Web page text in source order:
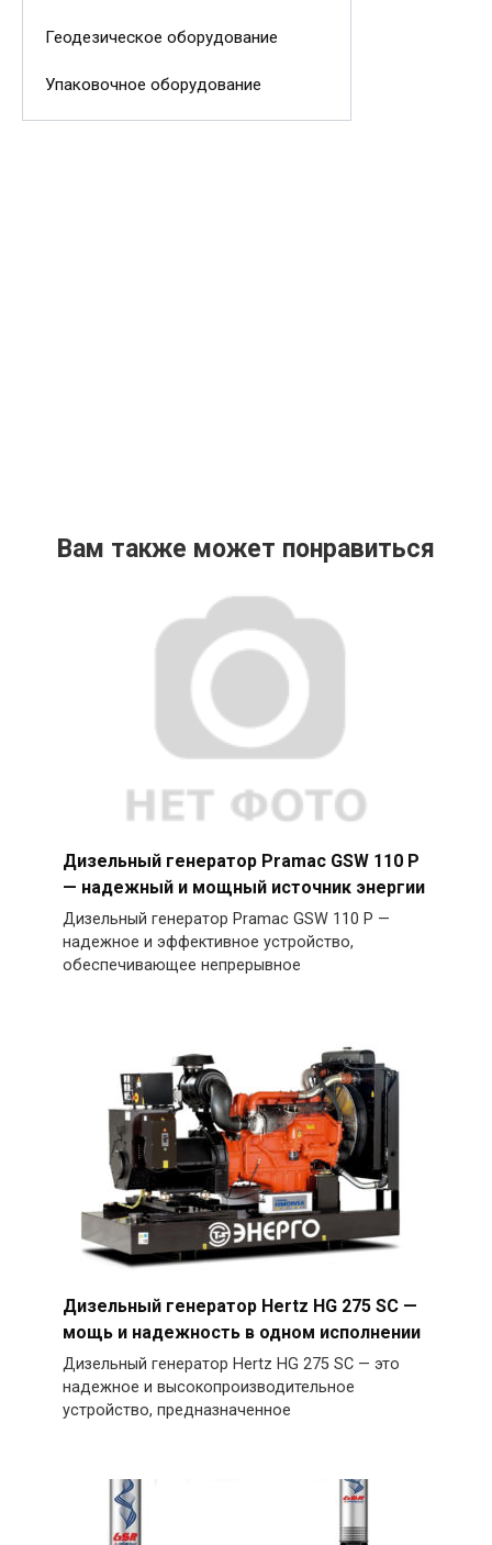
Геодезическое оборудование
Упаковочное оборудование
Вам также может понравиться
Дизельный генератор Pramac GSW 110 P
— надежный и мощный источник энергии
Дизельный генератор Pramac GSW 110 P —
надежное и эффективное устройство,
обеспечивающее непрерывное
Дизельный генератор Hertz HG 275 SC —
мощь и надежность в одном исполнении
Дизельный генератор Hertz HG 275 SC — это
надежное и высокопроизводительное
устройство, предназначенное